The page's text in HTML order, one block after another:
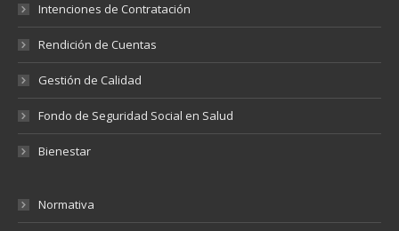
Intenciones de Contratación
Rendición de Cuentas
Gestión de Calidad
Fondo de Seguridad Social en Salud
Bienestar
Normativa